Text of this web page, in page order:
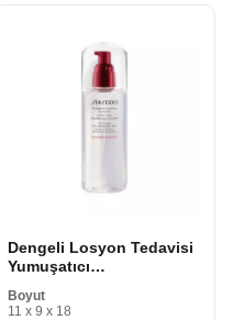
Dengeli Losyon Tedavisi
Yumuşatıcı
Shiseido 10114532301
Boyut
11 x 9 x 18